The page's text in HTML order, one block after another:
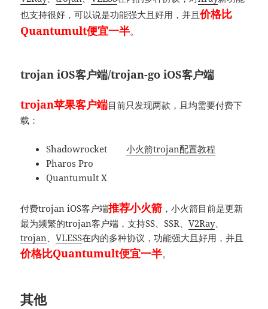
也支持很好，可以说是功能强大且好用，并且价格比
Quantumult便宜一半。
trojan iOS客户端/trojan-go iOS客户端
trojan苹果客户端目前只发现两款，且均需要付费下
载：
Shadowrocket 小火箭trojan配置教程
Pharos Pro
Quantumult X
付费trojan iOS客户端推荐小火箭 ，小火箭目前是更新
最为频繁的trojan客户端，支持SS、SSR、V2Ray、
trojan、VLESS在内的多种协议，功能强大且好用，并且
价格比Quantumult便宜一半。
其他